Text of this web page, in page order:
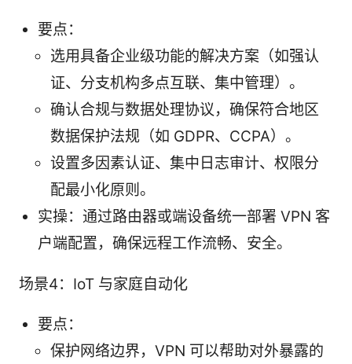
要点：
选用具备企业级功能的解决方案（如强认
证、分支机构多点互联、集中管理）。
确认合规与数据处理协议，确保符合地区
数据保护法规（如 GDPR、CCPA）。
设置多因素认证、集中日志审计、权限分
配最小化原则。
实操：通过路由器或端设备统一部署 VPN 客
户端配置，确保远程工作流畅、安全。
场景4：IoT 与家庭自动化
要点：
保护网络边界，VPN 可以帮助对外暴露的